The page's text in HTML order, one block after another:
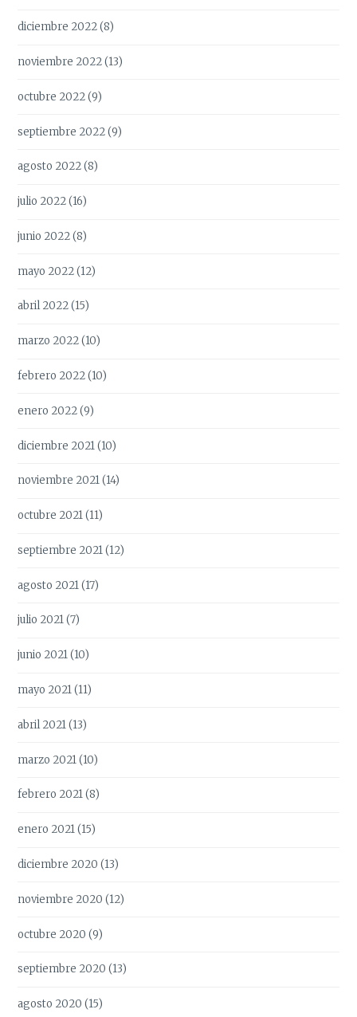
diciembre 2022(8)
noviembre 2022(13)
octubre 2022(9)
septiembre 2022(9)
agosto 2022(8)
julio 2022(16)
junio 2022(8)
mayo 2022(12)
abril 2022(15)
marzo 2022(10)
febrero 2022(10)
enero 2022(9)
diciembre 2021(10)
noviembre 2021(14)
octubre 2021(11)
septiembre 2021(12)
agosto 2021(17)
julio 2021(7)
junio 2021(10)
mayo 2021(11)
abril 2021(13)
marzo 2021(10)
febrero 2021(8)
enero 2021(15)
diciembre 2020 (13)
noviembre 2020 (12)
octubre 2020 (9)
septiembre 2020 (13)
agosto 2020 (15)